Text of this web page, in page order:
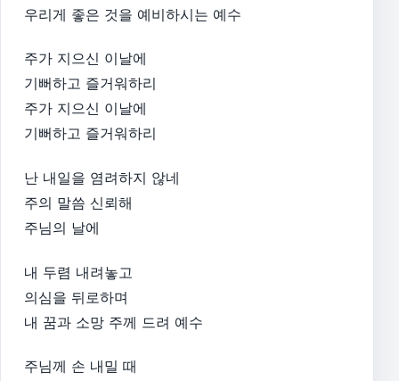
우리게 좋은 것을 예비하시는 예수
주가 지으신 이날에
기뻐하고 즐거워하리
주가 지으신 이날에
기뻐하고 즐거워하리
난 내일을 염려하지 않네
주의 말씀 신뢰해
주님의 날에
내 두렴 내려놓고
의심을 뒤로하며
내 꿈과 소망 주께 드려 예수
주님께 손 내밀 때